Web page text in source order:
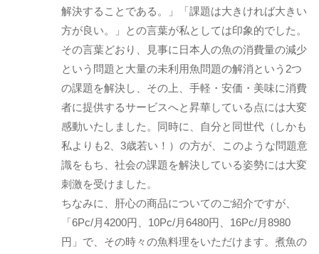
解決することである。」「課題は大きければ大きい
方が良い。」との言葉が私としては印象的でした。
その言葉どおり、見事に日本人の魚の消費量の減少
という問題と大量の未利用魚問題の解消という2つ
の課題を解決し、その上、手軽・安価・美味に消費
者に提供するサービスへと昇華している点には大変
感動いたしました。同時に、自分と同世代（しかも
私よりも2、3歳若い！）の方が、このような問題意
識をもち、社会の課題を解決している姿勢には大変
刺激を受けました。
ちなみに、肝心の商品についてのご紹介ですが、
「6Pc/月4200円、10Pc/月6480円、16Pc/月8980
円」で、その時々の魚料理をいただけます。煮魚の